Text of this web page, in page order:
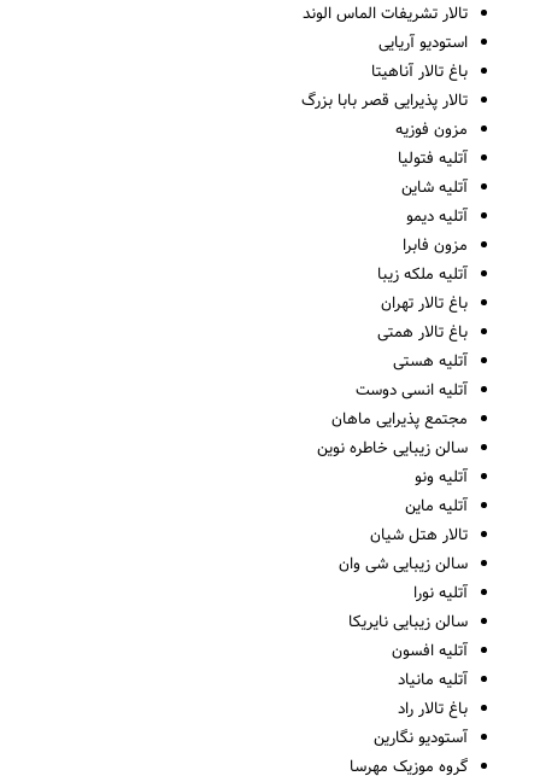
تالار تشریفات الماس الوند
استودیو آریایی
باغ تالار آناهیتا
تالار پذیرایی قصر بابا بزرگ
مزون فوزیه
آتلیه فتولیا
آتلیه شاین
آتلیه دیمو
مزون فابرا
آتلیه ملکه زیبا
باغ تالار تهران
باغ تالار همتی
آتلیه هستی
آتلیه انسی دوست
مجتمع پذیرایی ماهان
سالن زیبایی خاطره نوین
آتلیه ونو
آتلیه ماین
تالار هتل شیان
سالن زیبایی شی وان
آتلیه نورا
سالن زیبایی نایریکا
آتلیه افسون
آتلیه مانیاد
باغ تالار راد
آستودیو نگارین
گروه موزیک مهرسا